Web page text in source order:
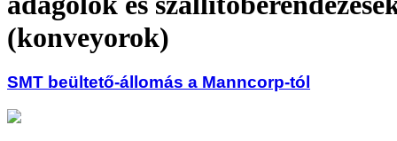
(konveyorok)
SMT beültető-állomás a Manncorp-tól